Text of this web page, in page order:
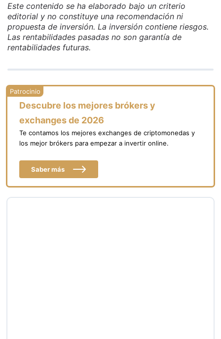
Este contenido se ha elaborado bajo un criterio
editorial y no constituye una recomendación ni
propuesta de inversión. La inversión contiene riesgos.
Las rentabilidades pasadas no son garantía de
rentabilidades futuras.
Descubre los mejores brókers y
exchanges de 2026
Te contamos los mejores exchanges de criptomonedas y
los mejor brókers para empezar a invertir online.
Saber más